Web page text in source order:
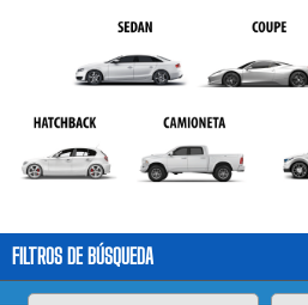
FILTROS DE BÚSQUEDA